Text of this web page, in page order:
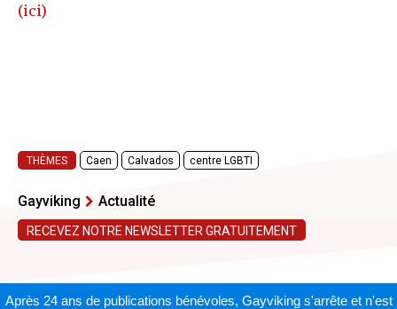
(ici)
THÈMES Caen Calvados centre LGBTI
Gayviking Actualité
RECEVEZ NOTRE NEWSLETTER GRATUITEMENT